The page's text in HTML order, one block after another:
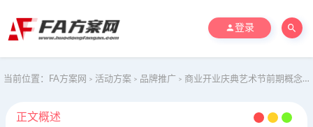
登录
当前位置： FA方案网 > 活动方案 > 品牌推广 > 商业开业庆典艺术节前期概念及活动方向推荐活动策划方案
正文概述